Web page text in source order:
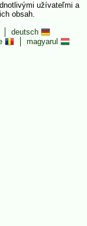
užívateľmi a
obsah.
deutsch
magyarul